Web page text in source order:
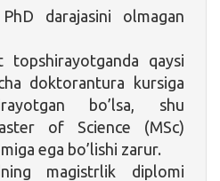
darajasini olmagan
topshirayotganda qaysi
doktorantura kursiga
bo’lsa, shu
of Science (MSc)
ega bo’lishi zarur.
magistrlik diplomi